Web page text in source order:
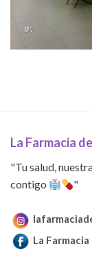
ø;
La Farmacia
"Tu salud,
contigo
"
La